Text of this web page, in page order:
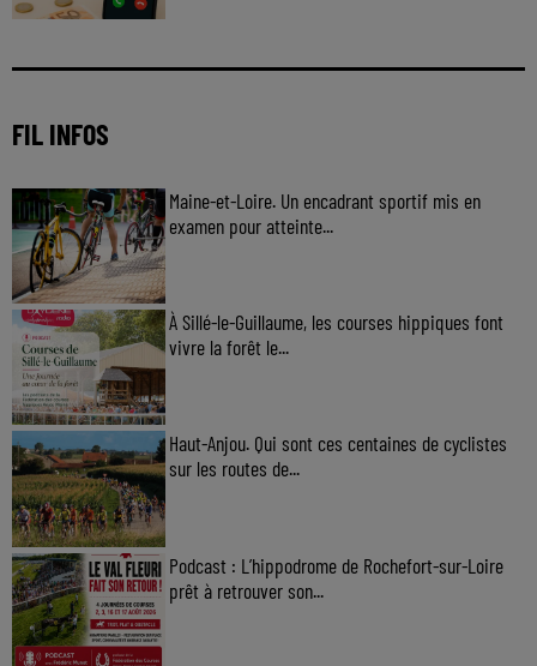
FIL INFOS
Maine-et-Loire. Un encadrant sportif mis en
examen pour atteinte...
À Sillé-le-Guillaume, les courses hippiques font
vivre la forêt le...
Haut-Anjou. Qui sont ces centaines de cyclistes
sur les routes de...
Podcast : L’hippodrome de Rochefort-sur-Loire
prêt à retrouver son...